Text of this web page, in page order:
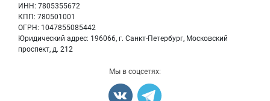
ИНН: 7805355672
КПП: 780501001
ОГРН: 1047855085442
Юридический адрес: 196066, г. Санкт-Петербург, Московский
проспект, д. 212
Блог
Мы в соцсетях: